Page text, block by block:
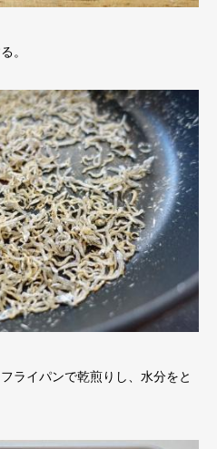
。
ライパンで乾煎りし、水分をと